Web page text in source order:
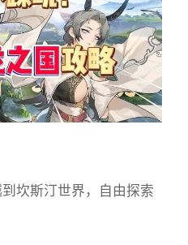
坎斯汀世界，自由探索